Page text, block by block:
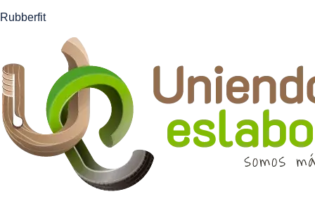
Rubberfit